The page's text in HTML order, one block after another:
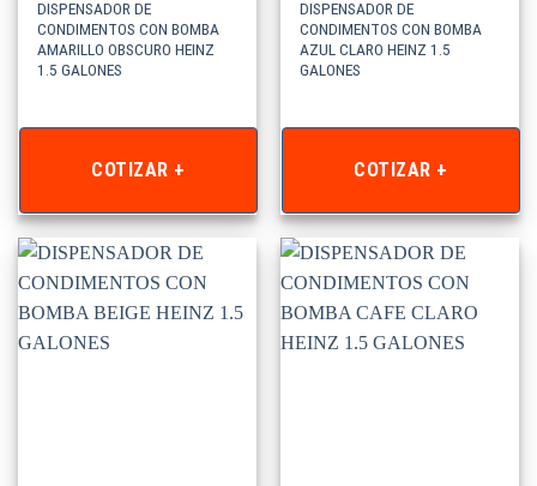
DISPENSADOR DE
CONDIMENTOS CON BOMBA
AMARILLO OBSCURO HEINZ
1.5 GALONES
COTIZAR +
DISPENSADOR DE
CONDIMENTOS CON BOMBA
AZUL CLARO HEINZ 1.5
GALONES
COTIZAR +